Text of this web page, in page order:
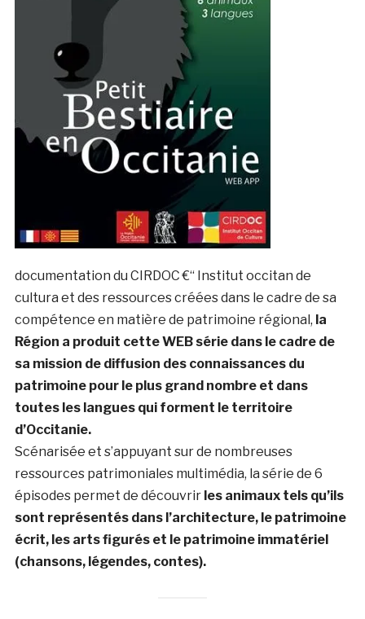
documentation du CIRDOC €“ Institut occitan de
cultura et des ressources créées dans le cadre de sa
compétence en matière de patrimoine régional, la
Région a produit cette WEB série dans le cadre de
sa mission de diffusion des connaissances du
patrimoine pour le plus grand nombre et dans
toutes les langues qui forment le territoire
d’Occitanie.
Scénarisée et s’appuyant sur de nombreuses
ressources patrimoniales multimédia, la série de 6
épisodes permet de découvrir les animaux tels qu’ils
sont représentés dans l’architecture, le patrimoine
écrit, les arts figurés et le patrimoine immatériel
(chansons, légendes, contes).